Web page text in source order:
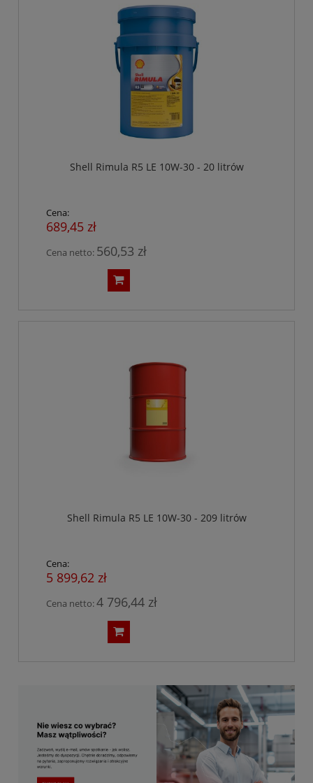
Shell Rimula R5 LE 10W-30 - 20 litrów
Cena:
689,45 zł
Cena netto: 560,53 zł
Shell Rimula R5 LE 10W-30 - 209 litrów
Cena:
5 899,62 zł
Cena netto:4 796,44 zł